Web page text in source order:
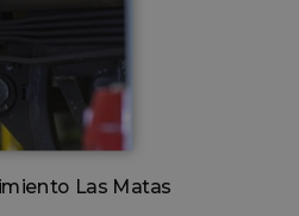
Las Matas